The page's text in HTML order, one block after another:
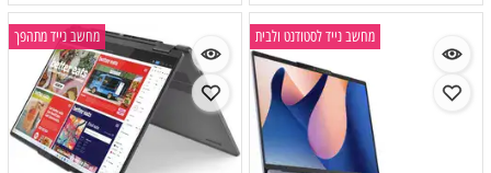
מחשב נייד לסטודנט ולבית מחשב נייד מתהפך